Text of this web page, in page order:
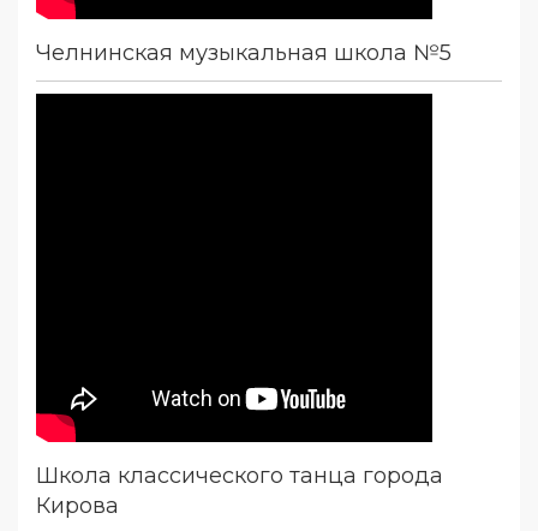
Челнинская музыкальная школа №5
Школа классического танца города
Кирова